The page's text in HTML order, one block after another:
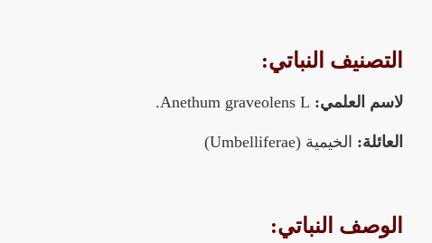
التصنيف النباتي:
لاسم العلمي:
العائلة: الخيمية (Umbelliferae)
الوصف النباتي: